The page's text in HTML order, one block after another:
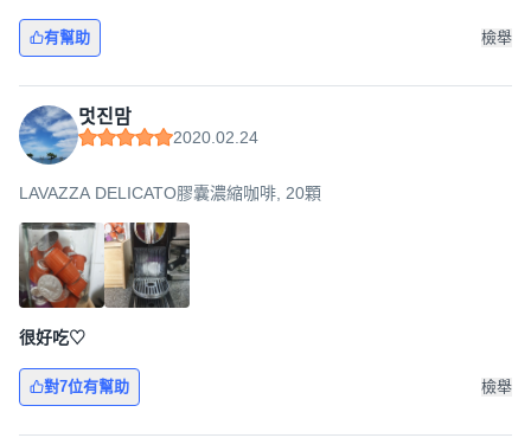
有幫助 檢舉
멋진맘
2020.02.24
LAVAZZA DELICATO膠囊濃縮咖啡, 20顆
很好吃♡
對7位有幫助 檢舉